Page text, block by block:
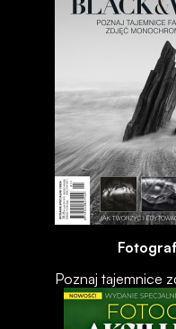
Poznaj tajemnice